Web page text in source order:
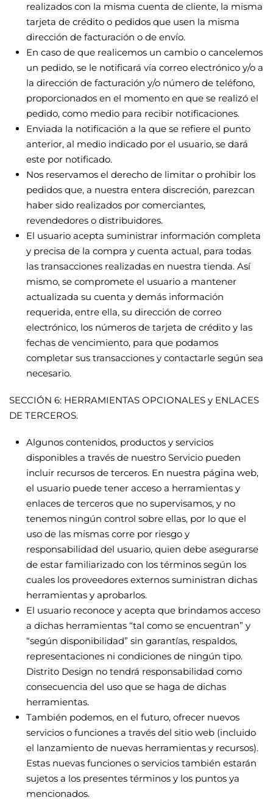
realizados con la misma cuenta de cliente, la misma
tarjeta de crédito o pedidos que usen la misma
dirección de facturación o de envío.
En caso de que realicemos un cambio o cancelemos
un pedido, se le notificará vía correo electrónico y/o a
la dirección de facturación y/o número de teléfono,
proporcionados en el momento en que se realizó el
pedido, como medio para recibir notificaciones.
Enviada la notificación a la que se refiere el punto
anterior, al medio indicado por el usuario, se dará
este por notificado.
Nos reservamos el derecho de limitar o prohibir los
pedidos que, a nuestra entera discreción, parezcan
haber sido realizados por comerciantes,
revendedores o distribuidores.
El usuario acepta suministrar información completa
y precisa de la compra y cuenta actual, para todas
las transacciones realizadas en nuestra tienda. Así
mismo, se compromete el usuario a mantener
actualizada su cuenta y demás información
requerida, entre ella, su dirección de correo
electrónico, los números de tarjeta de crédito y las
fechas de vencimiento, para que podamos
completar sus transacciones y contactarle según sea
necesario.
SECCIÓN 6: HERRAMIENTAS OPCIONALES y ENLACES
DE TERCEROS.
Algunos contenidos, productos y servicios
disponibles a través de nuestro Servicio pueden
incluir recursos de terceros. En nuestra página web,
el usuario puede tener acceso a herramientas y
enlaces de terceros que no supervisamos, y no
tenemos ningún control sobre ellas, por lo que el
uso de las mismas corre por riesgo y
responsabilidad del usuario, quien debe asegurarse
de estar familiarizado con los términos según los
cuales los proveedores externos suministran dichas
herramientas y aprobarlos.
El usuario reconoce y acepta que brindamos acceso
a dichas herramientas “tal como se encuentran” y
“según disponibilidad” sin garantías, respaldos,
representaciones ni condiciones de ningún tipo.
Distrito Design no tendrá responsabilidad como
consecuencia del uso que se haga de dichas
herramientas.
También podemos, en el futuro, ofrecer nuevos
servicios o funciones a través del sitio web (incluido
el lanzamiento de nuevas herramientas y recursos).
Estas nuevas funciones o servicios también estarán
sujetos a los presentes términos y los puntos ya
mencionados.